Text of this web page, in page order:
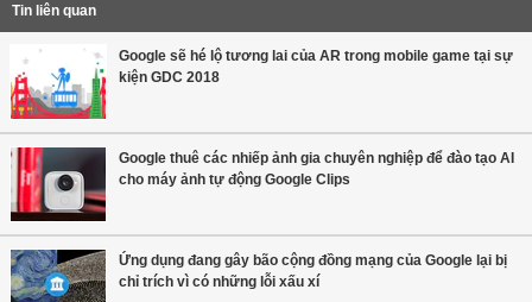
Tin liên quan
Google sẽ hé lộ tương lai của AR trong mobile game tại sự
kiện GDC 2018
Google thuê các nhiếp ảnh gia chuyên nghiệp để đào tạo AI
cho máy ảnh tự động Google Clips
Ứng dụng đang gây bão cộng đồng mạng của Google lại bị
chỉ trích vì có những lỗi xấu xí